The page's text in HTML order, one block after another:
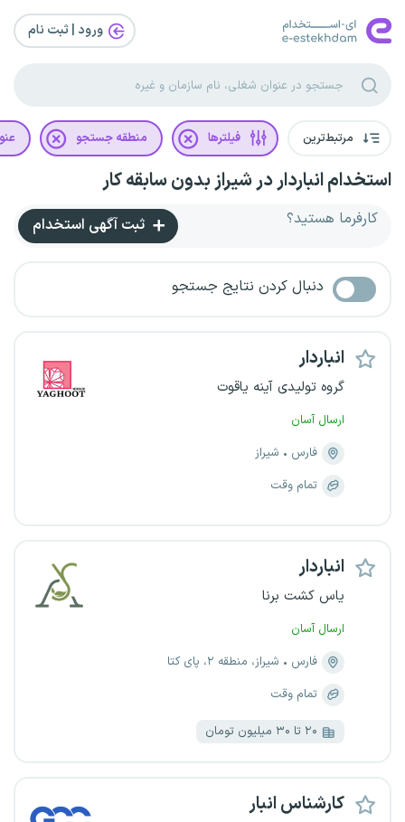
ورود | ثبت‌ نام
مرتبط‌ترین فیلترها منطقه جستجو
استخدام انباردار در شیراز بدون سابقه کار
کارفرما هستید؟ ثبت آگهی استخدام
دنبال کردن نتایج جستجو
انباردار
گروه تولیدی آینه یاقوت
ارسال آسان
فارس
شیراز
تمام وقت
انباردار
یاس کشت برنا
ارسال آسان
فارس
شیراز، منطقه ۲، پای کتا
تمام وقت
۲۰ تا ۳۰ میلیون تومان
کارشناس انبار